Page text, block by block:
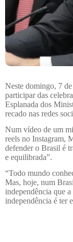
Neste domingo, 7
participar das
Esplanada dos
recado nas redes
Num vídeo de um
reels no Instagram,
defender o Brasil é
e equilibrada”.
“Todo mundo
Mas, hoje, num
independência que
independência é ter